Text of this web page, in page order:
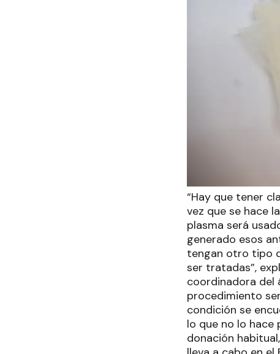
“Hay que tener
vez que se hace
plasma será
generado esos
tengan otro tipo
ser tratadas”,
coordinadora del
procedimiento
condición se
lo que no lo hace
donación